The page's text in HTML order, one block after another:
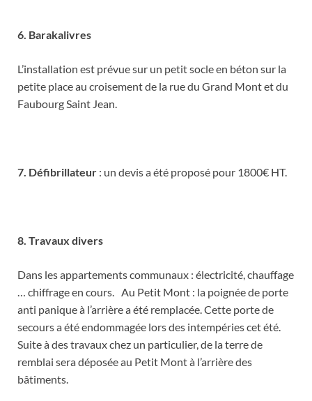
6. Barakalivres
L’installation est prévue sur un petit socle en béton sur la
petite place au croisement de la rue du Grand Mont et du
Faubourg Saint Jean.
7. Défibrillateur : un devis a été proposé pour 1800€ HT.
8. Travaux divers
Dans les appartements communaux : électricité, chauffage
… chiffrage en cours. Au Petit Mont : la poignée de porte
anti panique à l’arrière a été remplacée. Cette porte de
secours a été endommagée lors des intempéries cet été.
Suite à des travaux chez un particulier, de la terre de
remblai sera déposée au Petit Mont à l’arrière des
bâtiments.